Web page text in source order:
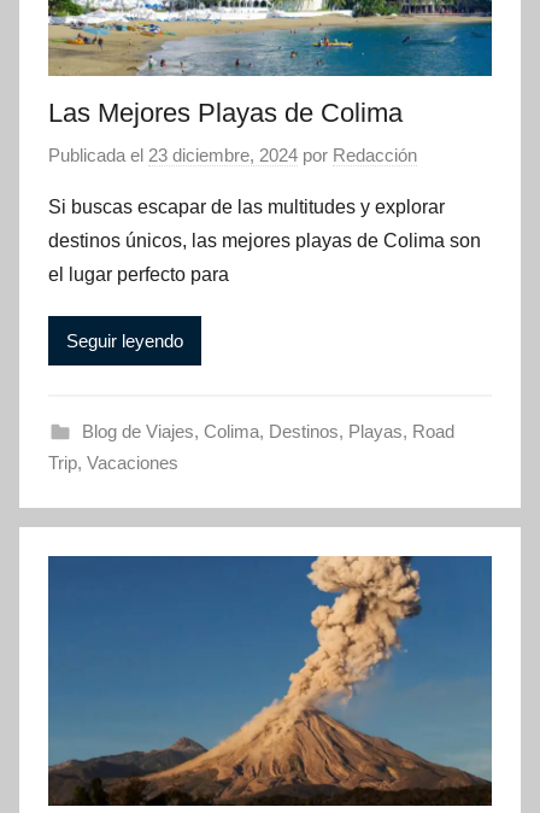
Las Mejores Playas de Colima
Publicada el 23 diciembre, 2024 por Redacción
Si buscas escapar de las multitudes y explorar
destinos únicos, las mejores playas de Colima son
el lugar perfecto para
Seguir leyendo
Blog de Viajes, Colima, Destinos, Playas, Road
Trip, Vacaciones